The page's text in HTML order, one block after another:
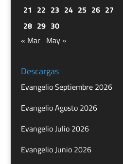
21 22 23 24 25 26 27
28 29 30
« Mar May »
Descargas
Evangelio Septiembre 2026
Evangelio Agosto 2026
Evangelio Julio 2026
Evangelio Junio 2026